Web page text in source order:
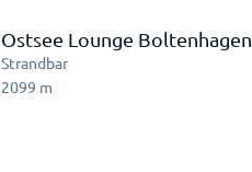
Ostsee Lounge Boltenhagen
Strandbar
2099 m